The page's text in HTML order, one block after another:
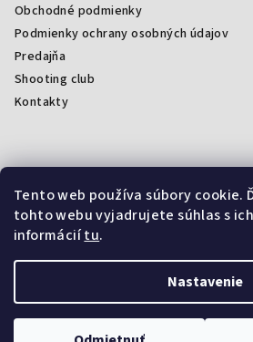
Tento web používa súbory cookie.
tohto webu vyjadrujete súhlas s
informáciítu.
Nastavenie
Obchodné podmienky
Podmienky ochrany osobných údajov
Predajňa
Shooting club
Kontakty
ProArmsSK. Všetky
nastavenie